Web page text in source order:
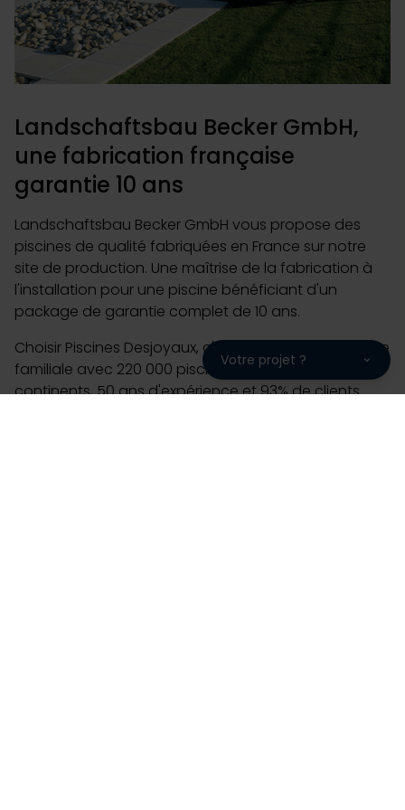
Landschaftsbau Becker GmbH,
une fabrication française
garantie 10 ans
Landschaftsbau Becker GmbH vous propose des
piscines de qualité fabriquées en France sur notre
site de production. Une maîtrise de la fabrication à
l'installation pour une piscine bénéficiant d'un
package de garantie complet de 10 ans.
Choisir Piscines Desjoyaux, c'est choisir une entreprise
familiale avec 220 000 piscines installées sur les 5
continents, 50 ans d'expérience et 93% de clients
Votre projet ?